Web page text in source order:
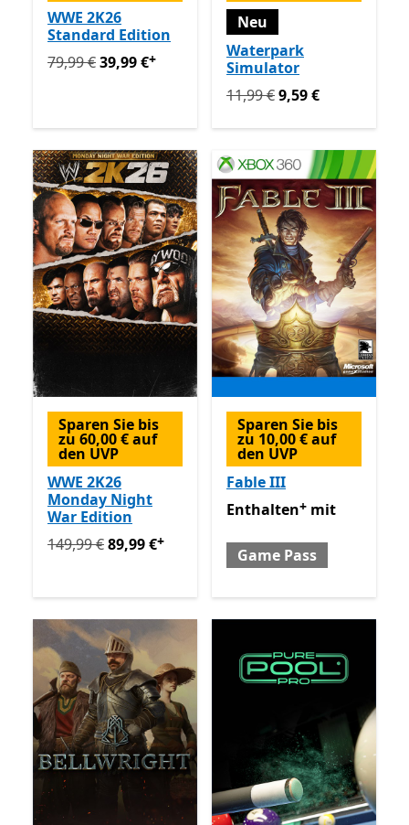
WWE 2K26
Standard Edition
Ursprünglich 79,99 € jetzt 39,99 €Enthält In-App-
79,99 €39,99 €+
Neu
Waterpark
Simulator
Ursprünglich 11,99 € jetzt
11,99 €9,59 €
Sparen Sie bis
zu 60,00 € auf
den UVP
WWE 2K26
Monday Night
War Edition
Ursprünglich 149,99 € jetzt 89,99 €Enthält In-App-
149,99 €89,99 €+
Sparen Sie bis
zu 10,00 € auf
den UVP
Fable III
Enthalten mit Game Pass
Enthalten+ mit
Game Pass